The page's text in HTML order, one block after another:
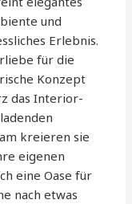
und
Erlebnis.
für die
Konzept
das Interior-
kreieren sie
eigenen
eine Oase für
nach etwas